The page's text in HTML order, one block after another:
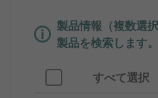
製品情報（複数選
製品を検索します。
すべて選択